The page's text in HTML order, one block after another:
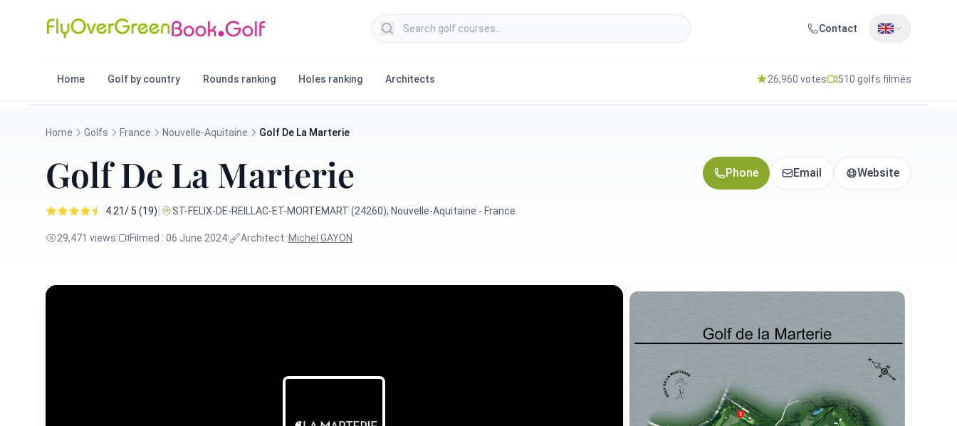
Search golf courses Contact
Home Golf by country Rounds ranking Holes ranking Architects 26,960 votes 510 golfs filmés
Home Golfs France Nouvelle-Aquitaine Golf De La Marterie
Golf De La Marterie
4.21/ 5 (19)| ST-FELIX-DE-REILLAC-ET-MORTEMART (24260), Nouvelle-Aquitaine - France
29,471 views Filmed : 06 June 2024 Architect :Michel GAYON
Phone Email Website